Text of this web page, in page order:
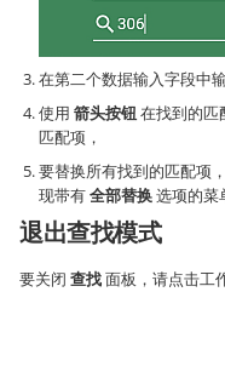
在第二个数据输入字段中
使用 箭头按钮 在找到的匹
匹配项，
要替换所有找到的匹配项
现带有全部替换选项的菜
退出查找模式
要关闭 查找面板，请点击工